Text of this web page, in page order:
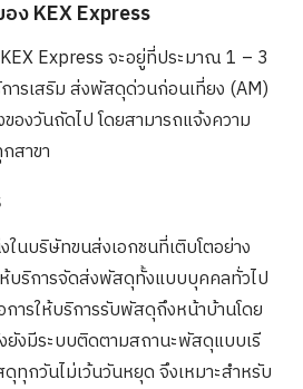
ง KEX Express
KEX Express จะอยู่ที่ประมาณ 1 – 3
ารเสริม ส่งพัสดุด่วนก่อนเที่ยง (AM)
องวันถัดไป โดยสามารถแจ้งความ
สาขา
นบริษัทขนส่งเอกชนที่เติบโตอย่าง
ห้บริการจัดส่งพัสดุทั้งแบบบุคคลทั่วไป
ารให้บริการรับพัสดุถึงหน้าบ้านโดย
ยังมีระบบติดตามสถานะพัสดุแบบเรี
ทุกวันไม่เว้นวันหยุด จึงเหมาะสำหรับ